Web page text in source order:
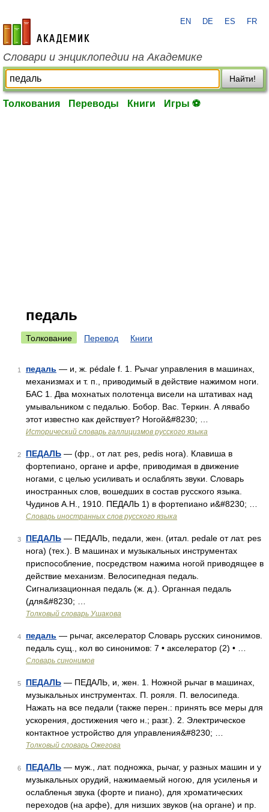
academic.ru
EN DE ES FR
Словари и энциклопедии на Академике
Найти!
Толкования Переводы Книги Игры ⚽
педаль
Толкование Перевод Книги
1 педаль — и, ж. pédale f. 1. Рычаг управления в машинах,
механизмах и т. п., приводимый в действие нажимом ноги.
БАС 1. Два мохнатых полотенца висели на штативах над
умывальником с педалью. Бобор. Вас. Теркин. А лявабо
этот известно как действует? Ногой&#8230; …
Исторический словарь галлицизмов русского языка
2 ПЕДАЛЬ — (фр., от лат. pes, pedis нога). Клавиша в
фортепиано, органе и арфе, приводимая в движение
ногами, с целью усиливать и ослаблять звуки. Словарь
иностранных слов, вошедших в состав русского языка.
Чудинов А.Н., 1910. ПЕДАЛЬ 1) в фортепиано и&#8230; …
Словарь иностранных слов русского языка
3 ПЕДАЛЬ — ПЕДАЛЬ, педали, жен. (итал. pedale от лат. pes
нога) (тех.). В машинах и музыкальных инструментах
приспособление, посредством нажима ногой приводящее в
действие механизм. Велосипедная педаль.
Сигнализационная педаль (ж. д.). Органная педаль
(для&#8230; …
Толковый словарь Ушакова
4 педаль — рычаг, акселератор Словарь русских синонимов.
педаль сущ., кол во синонимов: 7 • акселератор (2) • …
Словарь синонимов
5 ПЕДАЛЬ — ПЕДАЛЬ, и, жен. 1. Ножной рычаг в машинах,
музыкальных инструментах. П. рояля. П. велосипеда.
Нажать на все педали (также перен.: принять все меры для
ускорения, достижения чего н.; разг.). 2. Электрическое
контактное устройство для управления&#8230; …
Толковый словарь Ожегова
6 ПЕДАЛЬ — муж., лат. подножка, рычаг, у разных машин и у
музыкальных орудий, нажимаемый ногою, для усиленья и
ослабленья звука (форте и пиано), для хроматических
переходов (на арфе), для низших звуков (на органе) и пр.